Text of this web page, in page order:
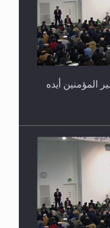
المؤمنين أيده